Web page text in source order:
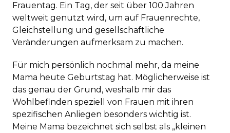
Frauentag. Ein Tag, der seit über 100 Jahren
weltweit genutzt wird, um auf Frauenrechte,
Gleichstellung und gesellschaftliche
Veränderungen aufmerksam zu machen.
Für mich persönlich nochmal mehr, da meine
Mama heute Geburtstag hat. Möglicherweise ist
das genau der Grund, weshalb mir das
Wohlbefinden speziell von Frauen mit ihren
spezifischen Anliegen besonders wichtig ist.
Meine Mama bezeichnet sich selbst als „kleinen